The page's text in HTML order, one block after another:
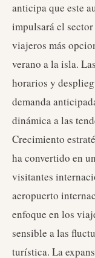
anticipa que este
impulsará el
viajeros más
verano a la isla.
horarios y
demanda
dinámica a las
Crecimiento
ha convertido en
visitantes
aeropuerto
enfoque en los
sensible a las
turística. La